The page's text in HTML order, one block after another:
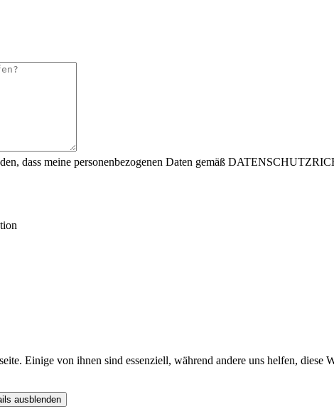
dass meine personenbezogenen Daten gemäß
Einige von ihnen sind essenziell, während andere uns helfen,
ausblenden